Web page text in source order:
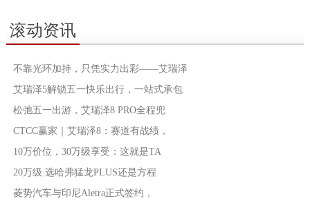
滚动资讯
不靠光环加持，只凭实力出彩——艾瑞泽
艾瑞泽5解锁五一快乐出行，一站式承包
松弛五一出游，艾瑞泽8 PRO全程兜
CTCC赢家｜艾瑞泽8：赛道有战绩，
10万价位，30万级享受：这就是TA
20万级 选哈弗猛龙PLUS还是方程
菱势汽车与印尼Aletra正式签约，